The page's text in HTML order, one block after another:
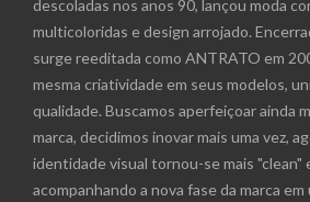
descoladas nos anos 90, lançou moda
multicoloridas e design arrojado.
surge reeditada como ANTRATO em
mesma criatividade em seus modelos,
qualidade. Buscamos aperfeiçoar ainda
marca, decidimos inovar mais uma vez,
identidade visual tornou-se mais "clean"
acompanhando a nova fase da marca